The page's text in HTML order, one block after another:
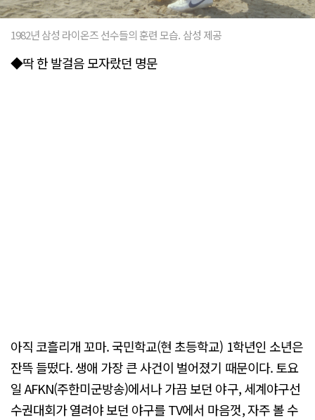
1982년 삼성 라이온즈 선수들의 훈련 모습. 삼성 제공
◆딱 한 발걸음 모자랐던 명문
아직 코흘리개 꼬마. 국민학교(현 초등학교) 1학년인 소년은
잔뜩 들떴다. 생애 가장 큰 사건이 벌어졌기 때문이다. 토요
일 AFKN(주한미군방송)에서나 가끔 보던 야구, 세계야구선
수권대회가 열려야 보던 야구를 TV에서 마음껏, 자주 볼 수